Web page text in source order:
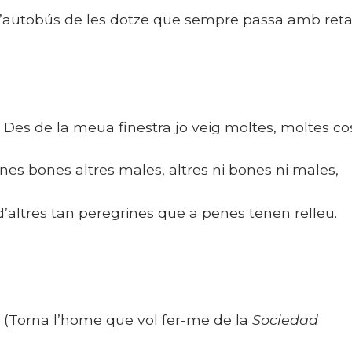
de les dotze que sempre passa amb
de la meua finestra jo veig moltes, moltes
bones altres males, altres ni bones ni males,
tan peregrines que a penes tenen relleu.
l’home que vol fer-me de la Sociedad